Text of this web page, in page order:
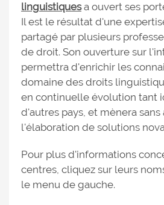
linguistiquesa ouvert ses
Il est le résultat d'une
partagé par plusieurs
de droit. Son ouverture sur
permettra d'enrichir les
domaine des droits
en continuelle évolution tant
d'autres pays, et mènera
l'élaboration de solutions
Pour plus d'informations
centres, cliquez sur leurs
le menu de gauche.